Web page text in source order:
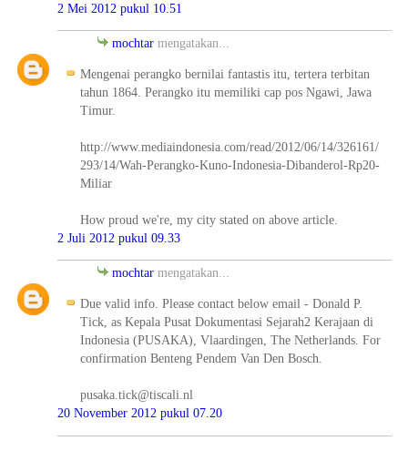
2 Mei 2012 pukul 10.51
mochtar mengatakan...
Mengenai perangko bernilai fantastis itu, tertera terbitan
tahun 1864. Perangko itu memiliki cap pos Ngawi, Jawa
Timur.
http://www.mediaindonesia.com/read/2012/06/14/326161/
293/14/Wah-Perangko-Kuno-Indonesia-Dibanderol-Rp20-
Miliar
How proud we're, my city stated on above article.
2 Juli 2012 pukul 09.33
mochtar mengatakan...
Due valid info. Please contact below email - Donald P.
Tick, as Kepala Pusat Dokumentasi Sejarah2 Kerajaan di
Indonesia (PUSAKA), Vlaardingen, The Netherlands. For
confirmation Benteng Pendem Van Den Bosch.
pusaka.tick@tiscali.nl
20 November 2012 pukul 07.20